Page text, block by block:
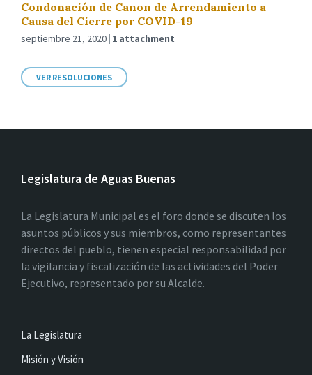
Condonación de Canon de Arrendamiento a
Causa del Cierre por COVID-19
septiembre 21, 2020 1 attachment
VER RESOLUCIONES
Legislatura de Aguas Buenas
La Legislatura Municipal es el foro donde se discuten los
asuntos públicos y sus miembros, como representantes
directos del pueblo, tienen especial responsabilidad por
la vigilancia y fiscalización de las actividades del Poder
Ejecutivo, representado por su Alcalde.
La Legislatura
Misión y Visión